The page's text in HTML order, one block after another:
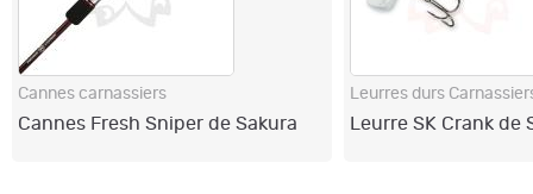
Cannes carnassiers
Cannes Fresh Sniper de Sakura
Leurres durs
Leurre SK Crank de